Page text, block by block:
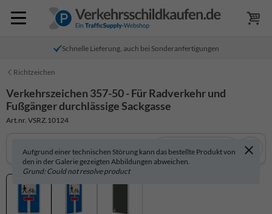
Schnelle Lieferung, auch bei Sonderanfertigungen
Richtzeichen
Verkehrszeichen 357-50 - Für Radverkehr und
Fußgänger durchlässige Sackgasse
Art.nr. VSRZ.10124
Aufgrund einer technischen Störung kann das bestellte Produkt von
den in der Galerie gezeigten Abbildungen abweichen.
Grund: Could not resolve product
In 3D anzeigen